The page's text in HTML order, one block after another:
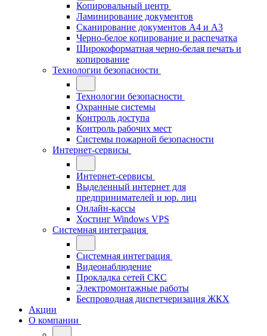
Копировальный центр
Ламинирование документов
Сканирование документов А4 и А3
Черно-белое копирование и распечатка
Широкоформатная черно-белая печать и
копирование
Технологии безопасности
Технологии безопасности
Охранные системы
Контроль доступа
Контроль рабочих мест
Системы пожарной безопасности
Интернет-сервисы
Интернет-сервисы
Выделенный интернет для
предпринимателей и юр. лиц
Онлайн-кассы
Хостинг Windows VPS
Системная интеграция
Системная интеграция
Видеонаблюдение
Прокладка сетей СКС
Электромонтажные работы
Беспроводная диспетчеризация ЖКХ
Акции
О компании